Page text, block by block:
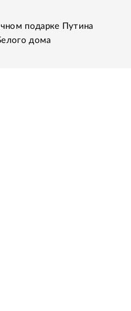
подарке Путина
дома